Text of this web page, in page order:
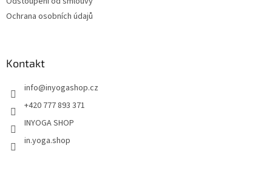
Ochrana osobních údajů
Kontakt
info@inyogashop.cz
+420 777 893 371
INYOGA SHOP
in.yoga.shop